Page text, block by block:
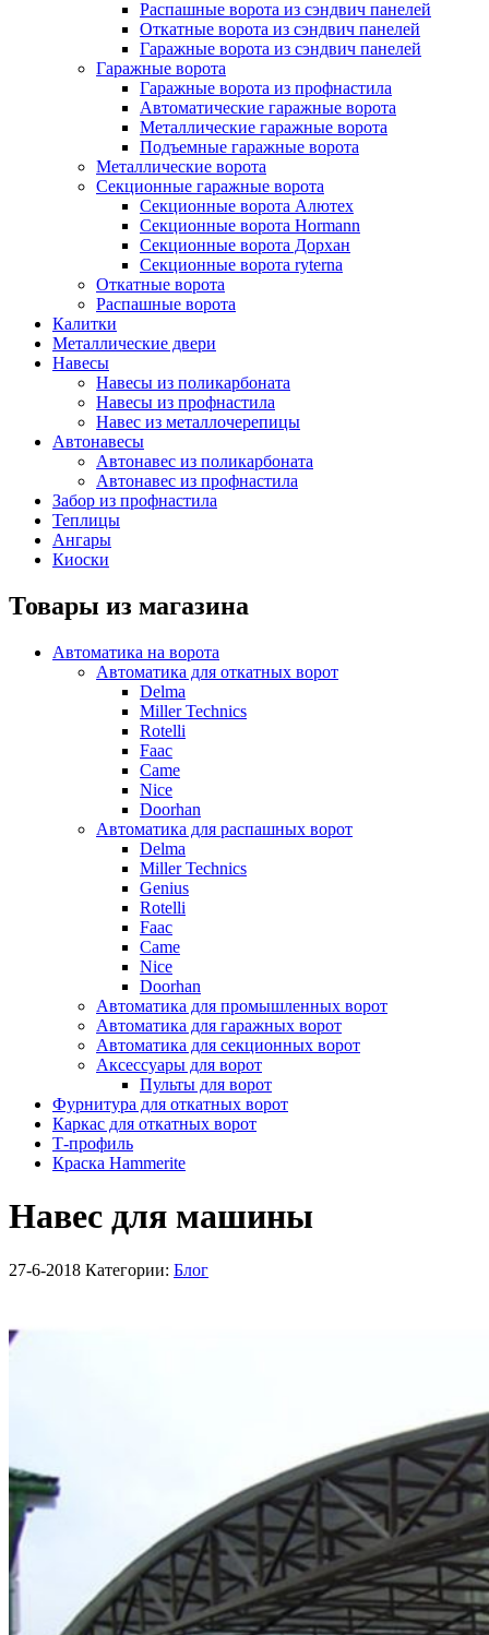
Распашные ворота из сэндвич панелей
Откатные ворота из сэндвич панелей
Гаражные ворота из сэндвич панелей
Гаражные ворота
Гаражные ворота из профнастила
Автоматические гаражные ворота
Металлические гаражные ворота
Подъемные гаражные ворота
Металлические ворота
Секционные гаражные ворота
Секционные ворота Алютех
Cекционные ворота Hormann
Секционные ворота Дорхан
Cекционные ворота ryterna
Откатные ворота
Распашные ворота
Калитки
Металлические двери
Навесы
Навесы из поликарбоната
Навесы из профнастила
Навес из металлочерепицы
Автонавесы
Автонавес из поликарбоната
Автонавес из профнастила
Забор из профнастила
Теплицы
Ангары
Киоски
Товары из магазина
Автоматика на ворота
Автоматика для откатных ворот
Delma
Miller Technics
Rotelli
Faac
Came
Nice
Doorhan
Автоматика для распашных ворот
Delma
Miller Technics
Genius
Rotelli
Faac
Came
Nice
Doorhan
Автоматика для промышленных ворот
Автоматика для гаражных ворот
Автоматика для секционных ворот
Аксессуары для ворот
Пульты для ворот
Фурнитура для откатных ворот
Каркас для откатных ворот
Т-профиль
Краска Hammerite
Навес для машины
27-6-2018 Категории: Блог